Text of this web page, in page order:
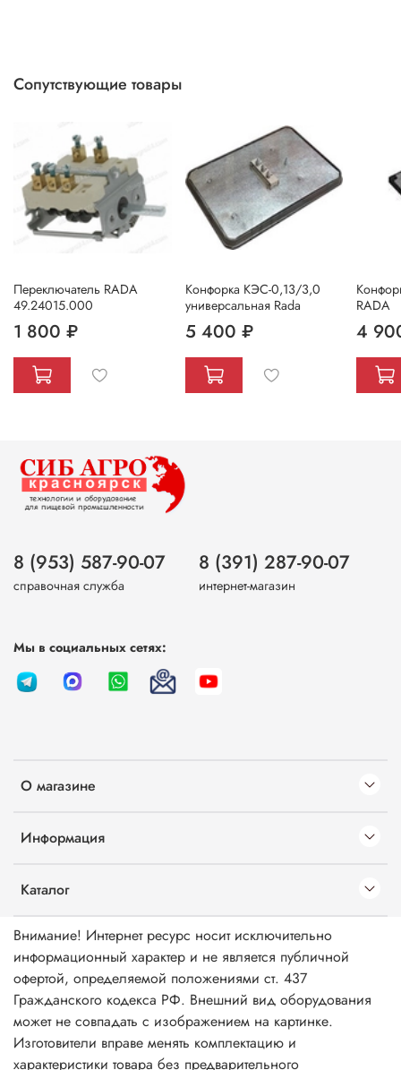
Сопутствующие товары
Переключатель RADA
49.24015.000
1 800 ₽
Конфорка КЭС-0,13/3,0
универсальная Rada
5 400 ₽
RADA
4
О магазине
Информация
Каталог
8 (953) 587-90-07
справочная служба
8 (391) 287-90-07
интернет-магазин
Мы в социальных сетях:
Внимание! Интернет ресурс носит исключительно
информационный характер и не является публичной
офертой, определяемой положениями ст. 437
Гражданского кодекса РФ. Внешний вид оборудования
может не совпадать с изображением на картинке.
Изготовители вправе менять комплектацию и
характеристики товара без предварительного